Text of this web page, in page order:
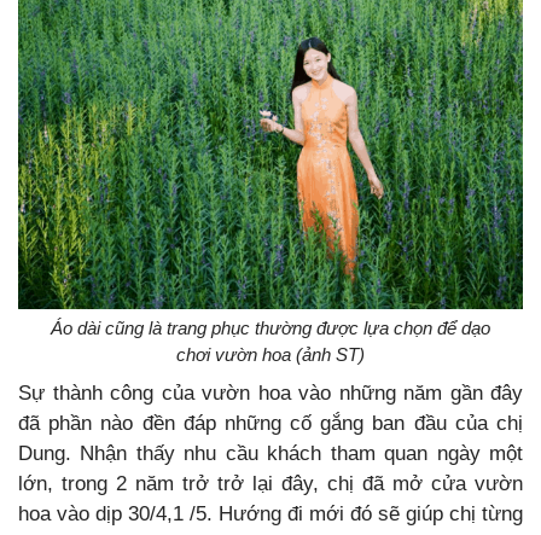
Áo dài cũng là trang phục thường được lựa chọn để dạo
chơi vườn hoa (ảnh ST)
Sự thành công của vườn hoa vào những năm gần đây
đã phần nào đền đáp những cố gắng ban đầu của chị
Dung. Nhận thấy nhu cầu khách tham quan ngày một
lớn, trong 2 năm trở trở lại đây, chị đã mở cửa vườn
hoa vào dịp 30/4,1 /5. Hướng đi mới đó sẽ giúp chị từng